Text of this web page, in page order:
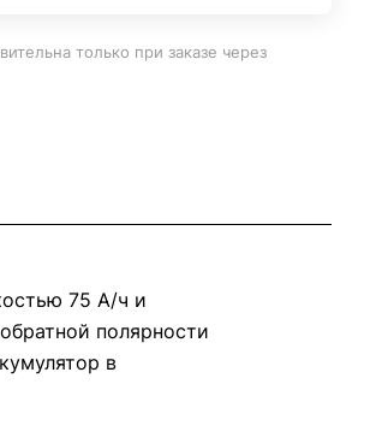
только при заказе через
75 А/ч и
полярности
в